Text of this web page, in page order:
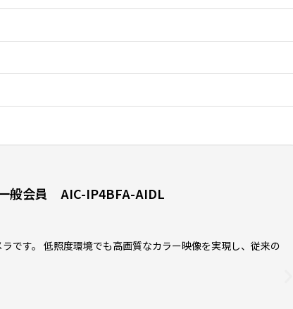
般会員 AIC-IP4BFA-AIDL
です。 低照度環境でも高画質なカラー映像を実現し、従来の